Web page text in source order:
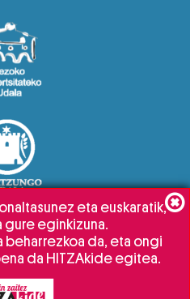
eta euskaratik,
gure eginkizuna.
beharrezkoa da, eta ongi
da HITZAkide egitea.